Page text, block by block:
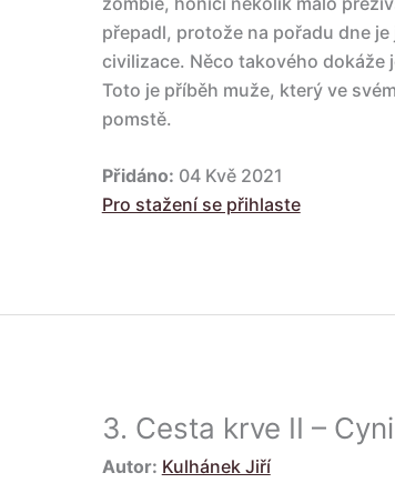
přepadl, protože na pořadu dne
civilizace. Něco takového dokáže
Toto je příběh muže, který ve
pomstě.
Přidáno: 04 Kvě 2021
Pro stažení se přihlaste
3. Cesta krve II –
Autor: Kulhánek Jiří